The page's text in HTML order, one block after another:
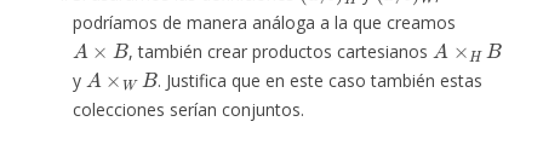
podríamos de manera análoga a la que creamos
A×B
, también crear productos cartesianos
A×
y
A× WB
. Justifica que en este caso también estas
colecciones serían conjuntos.